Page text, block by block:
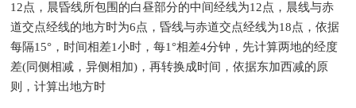
12点，晨昏线所包围的白昼部分的中间经线为12点，晨线与赤
道交点经线的地方时为6点，昏线与赤道交点经线为18点，依据
每隔15°，时间相差1小时，每1°相差4分钟，先计算两地的经度
差(同侧相减，异侧相加)，再转换成时间，依据东加西减的原
则，计算出地方时